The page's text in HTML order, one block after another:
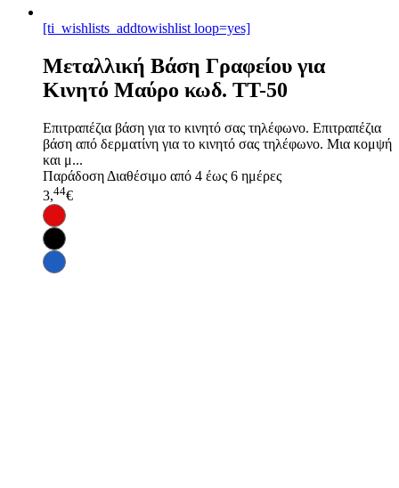
[ti_wishlists_addtowishlist loop=yes]
Μεταλλική Βάση Γραφείου για
Κινητό Μαύρο κωδ. TT-50
Επιτραπέζια βάση για το κινητό σας τηλέφωνο. Επιτραπέζια
βάση από δερματίνη για το κινητό σας τηλέφωνο. Μια κομψή
και μ...
Παράδοση Διαθέσιμο από 4 έως 6 ημέρες
3,44€